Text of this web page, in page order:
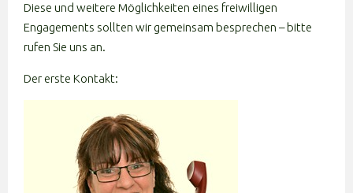
Diese und weitere Möglichkeiten eines freiwilligen
Engagements sollten wir gemeinsam besprechen – bitte
rufen Sie uns an.
Der erste Kontakt: